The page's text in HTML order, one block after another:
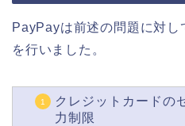
PayPayは前述の問題に対
を行いました。
クレジットカードの
力制限